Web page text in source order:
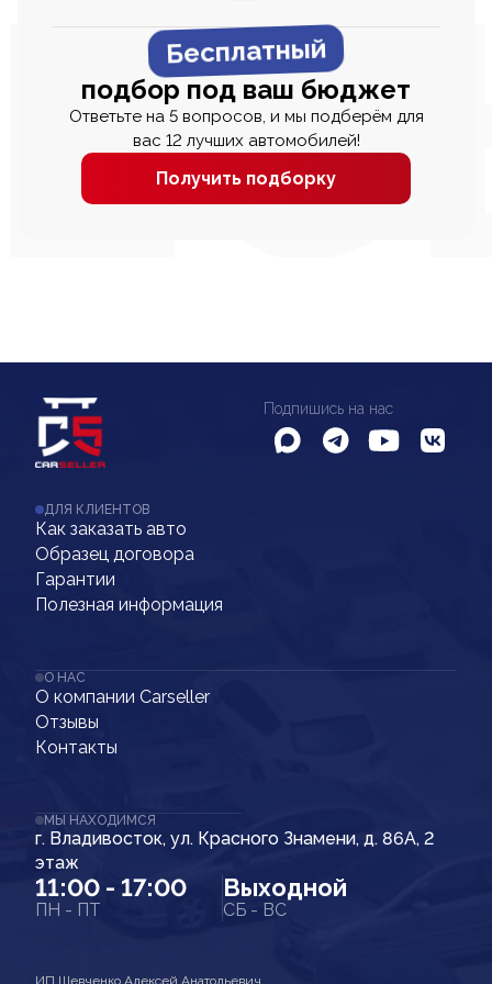
Бесплатный
подбор под ваш бюджет
Ответьте на 5 вопросов, и мы подберём для
вас 12 лучших автомобилей!
Получить подборку
Подпишись на нас
ДЛЯ КЛИЕНТОВ
Как заказать авто
Образец договора
Гарантии
Полезная информация
О НАС
О компании Carseller
Отзывы
Контакты
МЫ НАХОДИМСЯ
г. Владивосток, ул. Красного Знамени, д. 86А, 2
этаж
11:00 - 17:00
ПН - ПТ
Выходной
СБ - ВС
ИП Шевченко Алексей Анатольевич